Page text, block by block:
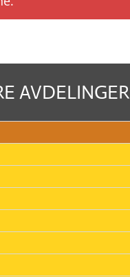
AVDELINGER